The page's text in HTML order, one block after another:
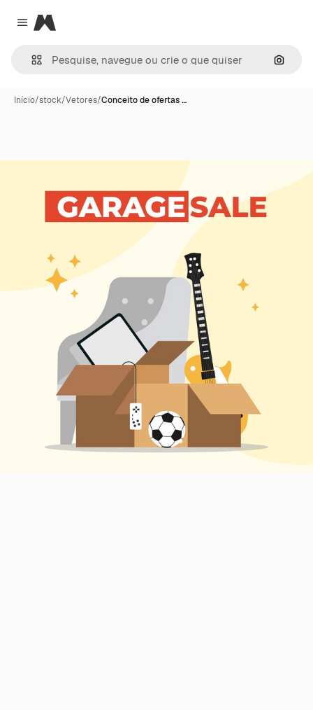
Close menu
Magnific
Início/stock/Vetores/Conceito de ofertas …